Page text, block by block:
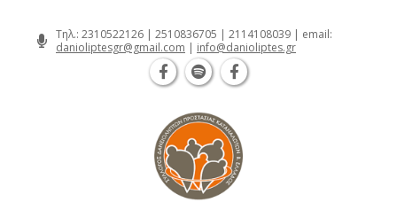
Τηλ.: 2310522126 | 2510836705 | 2114108039 | email:
danioliptesgr@gmail.com | info@danioliptes.gr